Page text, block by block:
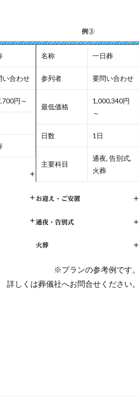
い合わせ
円～
+
+
+
例③
名称 一日葬
参列者 要問い合わせ
最低価格
1,000,340円
～
日数 1日
主要科目
通夜, 告別式,
火葬
お迎え・ご安置 +
通夜・告別式 +
火葬 +
※プランの参考例です。
詳しくは葬儀社へお問合せください。